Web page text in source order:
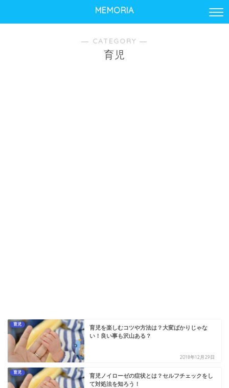
MEMORIA
― CATEGORY ―
育児
育児
育児を楽しむコツや方法は？大変ばかりじゃな
い！良い事も沢山ある？
2018年12月29日
育児
育児ノイローゼの症状とは？セルフチェックをし
て対処法を知ろう！